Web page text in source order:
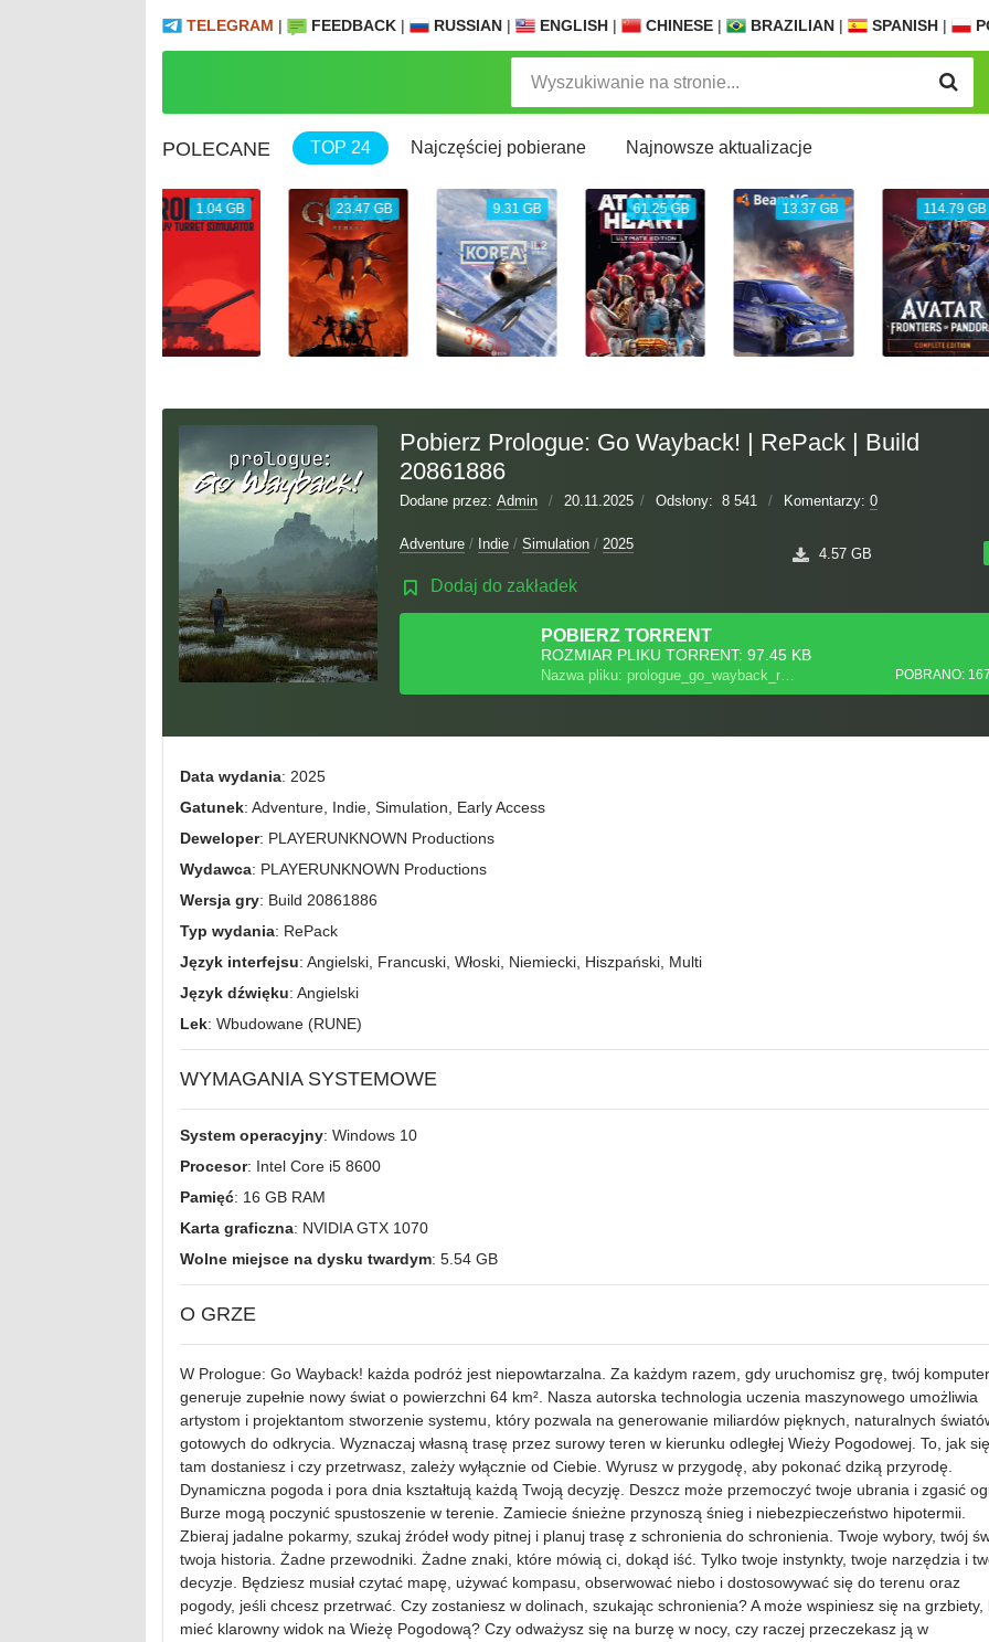
TELEGRAM | FEEDBACK | RUSSIAN | ENGLISH | CHINESE | BRAZILIAN | SPANISH |
POLECANE TOP 24 Najczęściej pobierane Najnowsze aktualizacje
23.47 GB 9.31 GB 61.25 GB 13.37 GB 114.79 GB 24.04
Pobierz Prologue: Go Wayback! | RePack | Build
20861886
Dodane przez: Admin / 20.11.2025 / Odsłony: 8 541 / Komentarzy: 0
4.57 GB
Adventure / Indie / Simulation / 2025
Dodaj do zakładek
POBIERZ TORRENT
ROZMIAR PLIKU TORRENT: 97.45 KB
POBRANO:
Nazwa pliku: prologue_go_wayback_repack.torrent
Data wydania: 2025
Gatunek: Adventure, Indie, Simulation, Early Access
Deweloper: PLAYERUNKNOWN Productions
Wydawca: PLAYERUNKNOWN Productions
Wersja gry: Build 20861886
Typ wydania: RePack
Język interfejsu: Angielski, Francuski, Włoski, Niemiecki, Hiszpański, Multi
Język dźwięku: Angielski
Lek: Wbudowane (RUNE)
WYMAGANIA SYSTEMOWE
System operacyjny: Windows 10
Procesor: Intel Core i5 8600
Pamięć: 16 GB RAM
Karta graficzna: NVIDIA GTX 1070
Wolne miejsce na dysku twardym: 5.54 GB
O GRZE
W Prologue: Go Wayback! każda podróż jest niepowtarzalna. Za każdym razem, gdy uruchomisz grę, twój komputer
generuje zupełnie nowy świat o powierzchni 64 km². Nasza autorska technologia uczenia maszynowego umożliwia
artystom i projektantom stworzenie systemu, który pozwala na generowanie miliardów pięknych, naturalnych
gotowych do odkrycia. Wyznaczaj własną trasę przez surowy teren w kierunku odległej Wieży Pogodowej. To, jak się
tam dostaniesz i czy przetrwasz, zależy wyłącznie od Ciebie. Wyrusz w przygodę, aby pokonać dziką przyrodę.
Dynamiczna pogoda i pora dnia kształtują każdą Twoją decyzję. Deszcz może przemoczyć twoje ubrania i zgasić
Burze mogą poczynić spustoszenie w terenie. Zamiecie śnieżne przynoszą śnieg i niebezpieczeństwo hipotermii.
Zbieraj jadalne pokarmy, szukaj źródeł wody pitnej i planuj trasę z schronienia do schronienia. Twoje wybory, twój
twoja historia. Żadne przewodniki. Żadne znaki, które mówią ci, dokąd iść. Tylko twoje instynkty, twoje narzędzia i
decyzje. Będziesz musiał czytać mapę, używać kompasu, obserwować niebo i dostosowywać się do terenu oraz
pogody, jeśli chcesz przetrwać. Czy zostaniesz w dolinach, szukając schronienia? A może wspiniesz się na grzbiety,
mieć klarowny widok na Wieżę Pogodową? Czy odważysz się na burzę w nocy, czy raczej przeczekasz ją w